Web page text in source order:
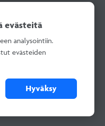
evästeitä
analysointiin.
evästeiden
Hyväksy